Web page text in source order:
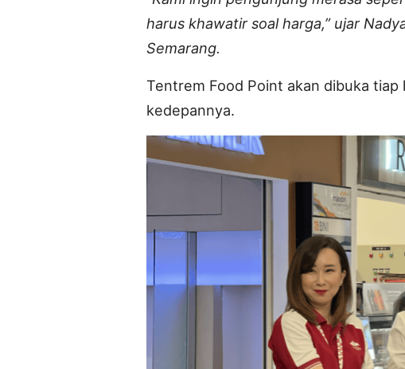
harus khawatir soal harga,” ujar
Semarang.
Tentrem Food Point akan dibuka
kedepannya.